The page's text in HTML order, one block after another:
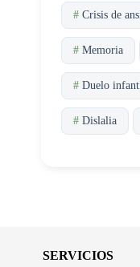
# Crisis de
# Memoria
# Duelo
# Dislalia
SERVICIOS